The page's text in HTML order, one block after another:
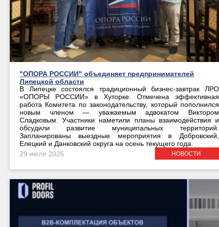
"ОПОРА РОССИИ" объединяет предпринимателей
Липецкой области
В Липецке состоялся традиционный бизнес-завтрак ЛРО
«ОПОРЫ РОССИИ» в Хуторке. Отмечена эффективная
работа Комитета по законодательству, который пополнился
новым членом — уважаемым адвокатом Виктором
Сладковым. Участники наметили планы взаимодействия и
обсудили развитие муниципальных территорий.
Запланированы выездные мероприятия в Добровский,
Елецкий и Данковский округа на осень текущего года.
29 июля 2026 НОВОСТИ